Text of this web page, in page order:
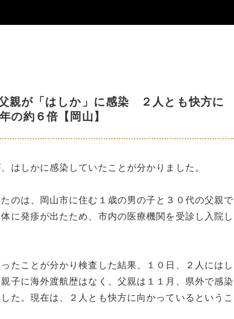
父親が「はしか」に感染 ２人とも快方に
の約６倍【岡山】
はしかに感染していたことが分かりました。
のは、岡山市に住む１歳の男の子と３０代の父親で
に発疹が出たため、市内の医療機関を受診し入院し
たことが分かり検査した結果、１０日、２人にはし
子に海外渡航歴はなく、父親は１１月、県外で感染
た。現在は、２人とも快方に向かっているというこ